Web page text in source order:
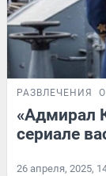
РАЗВЛЕЧЕНИЯ
«Адмирал
сериале
26 апреля, 2025,